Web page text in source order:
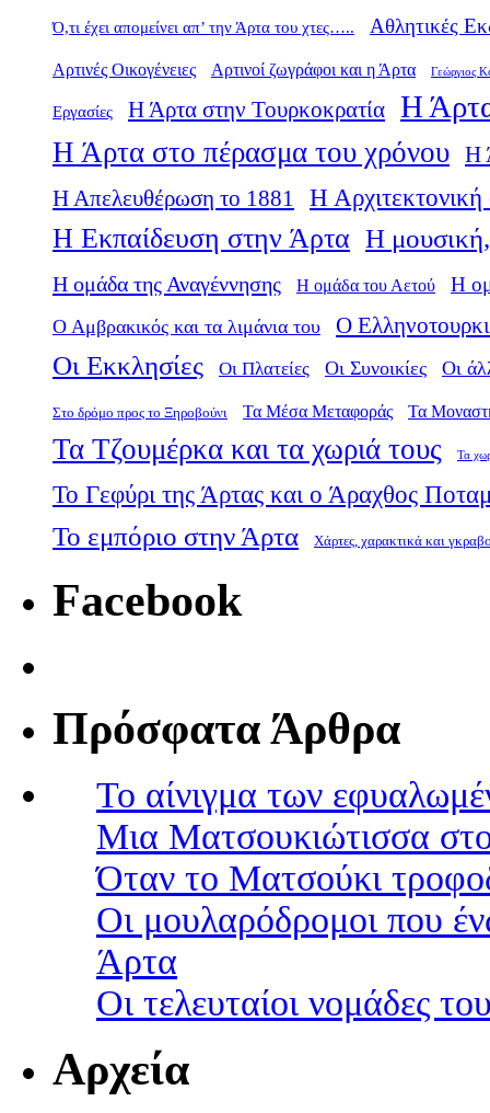
Ό,τι έχει απομείνει απ’ την Άρτα του χτες….. Αθλητικές
Αρτινές Οικογένειες Αρτινοί ζωγράφοι και η Άρτα Γεώργιος
Εργασίες Η Άρτα στην Τουρκοκρατία Η
Η Άρτα στο πέρασμα του χρόνου Η
Η Απελευθέρωση το 1881
Η
Η Εκπαίδευση στην Άρτα Η μουσική,
Η ομάδα της Αναγέννησης Η ομάδα του Αετού Η
Ο Αμβρακικός και τα λιμάνια του Ο
Οι Εκκλησίες Οι Πλατείες Οι Συνοικίες Οι
Στο δρόμο προς το Ξηροβούνι Τα Μέσα Μεταφοράς Τα
Τα Τζουμέρκα και τα χωριά τους Τα
Το Γεφύρι της Άρτας και ο Άραχθος
Το εμπόριο στην Άρτα Χάρτες, χαρακτικά και
Facebook
Πρόσφατα Άρθρα
Το αίνιγμα των
Μια Ματσουκιώτισσα
Όταν το Ματσούκι
Οι μουλαρόδρομοι που
Άρτα
Οι τελευταίοι νομάδες
Αρχεία